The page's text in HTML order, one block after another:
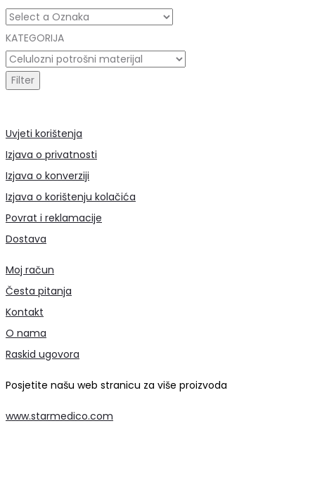
KATEGORIJA
Uvjeti korištenja
Izjava o privatnosti
Izjava o konverziji
Izjava o korištenju kolačića
Povrat i reklamacije
Dostava
Moj račun
Česta pitanja
Kontakt
O nama
Raskid ugovora
Posjetite našu web stranicu za više proizvoda
www.starmedico.com